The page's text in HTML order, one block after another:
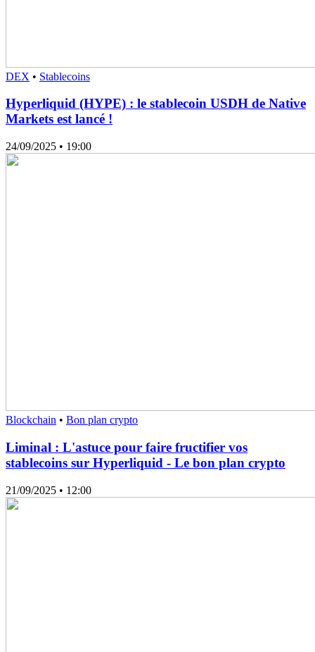
DEX • Stablecoins
Hyperliquid (HYPE) : le stablecoin USDH de Native
Markets est lancé !
24/09/2025 • 19:00
Blockchain • Bon plan crypto
Liminal : L'astuce pour faire fructifier vos
stablecoins sur Hyperliquid - Le bon plan crypto
21/09/2025 • 12:00